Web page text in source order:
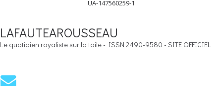
UA-147560259-1
LAFAUTEAROUSSEAU
Le quotidien royaliste sur la toile - ISSN 2490-9580 - SITE OFFICIEL